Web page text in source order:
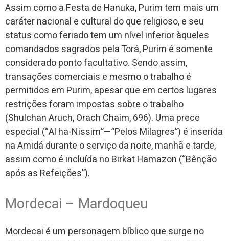
Assim como a Festa de Hanuka, Purim tem mais um
caráter nacional e cultural do que religioso, e seu
status como feriado tem um nível inferior àqueles
comandados sagrados pela Torá, Purim é somente
considerado ponto facultativo. Sendo assim,
transações comerciais e mesmo o trabalho é
permitidos em Purim, apesar que em certos lugares
restrições foram impostas sobre o trabalho
(Shulchan Aruch, Orach Chaim, 696). Uma prece
especial (“Al ha-Nissim”—”Pelos Milagres”) é inserida
na Amidá durante o serviço da noite, manhã e tarde,
assim como é incluída no Birkat Hamazon (“Bênção
após as Refeições”).
Mordecai – Mardoqueu
Mordecai é um personagem bíblico que surge no